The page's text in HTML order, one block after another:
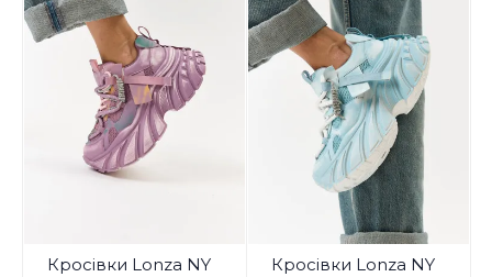
Кросівки Lonza NY
Кросівки Lonza NY